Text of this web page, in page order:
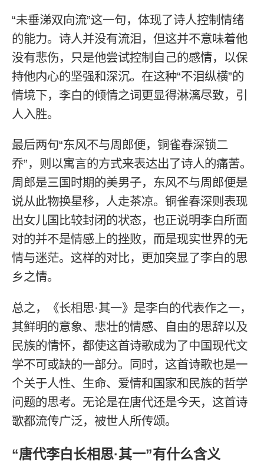
“未垂涕双向流”这一句，体现了诗人控制情绪
的能力。诗人并没有流泪，但这并不意味着他
没有悲伤，只是他尝试控制自己的感情，以保
持他内心的坚强和深沉。在这种“不泪纵横”的
情境下，李白的倾情之词更显得淋漓尽致，引
人入胜。
最后两句“东风不与周郎便，铜雀春深锁二
乔”，则以寓言的方式来表达出了诗人的痛苦。
周郎是三国时期的美男子，东风不与周郎便是
说从此物换星移，人走茶凉。铜雀春深则表现
出女儿国比较封闭的状态，也正说明李白所面
对的并不是情感上的挫败，而是现实世界的无
情与迷茫。这样的对比，更加突显了李白的思
乡之情。
总之，《长相思·其一》是李白的代表作之一，
其鲜明的意象、悲壮的情感、自由的思辞以及
民族的情怀，都使这首诗歌成为了中国现代文
学不可或缺的一部分。同时，这首诗歌也是一
个关于人性、生命、爱情和国家和民族的哲学
问题的思考。无论是在唐代还是今天，这首诗
歌都流传广泛，被世人所传颂。
“唐代李白长相思·其一”有什么含义